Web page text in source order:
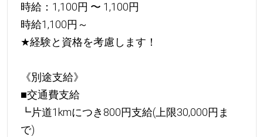
時給：1,100円 〜 1,100円
時給1,100円～
★経験と資格を考慮します！
《別途支給》
■交通費支給
┗片道1kmにつき800円支給(上限30,000円ま
で)